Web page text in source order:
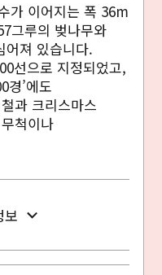
가 이어지는 폭 36m
그루의 벚나무와
어져 있습니다.
선으로 지정되었고,
경’에도
과 크리스마스
척이나
보